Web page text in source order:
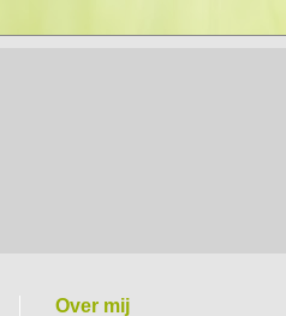
Over mij